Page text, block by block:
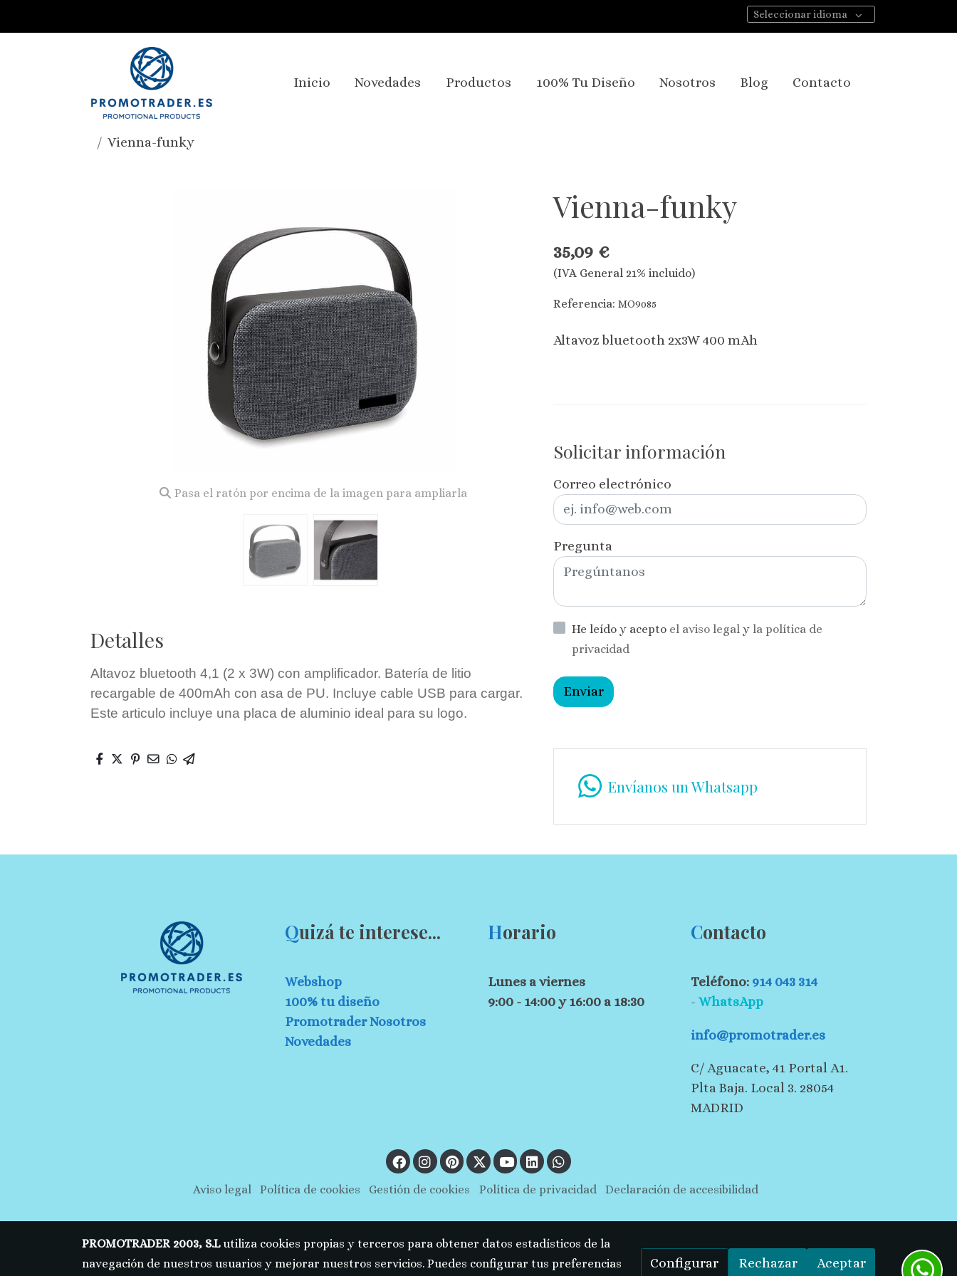
Seleccionar idioma
Inicio Novedades Productos 100% Tu Diseño Nosotros Blog Contacto
Vienna-funky
Pasa el ratón por encima de la imagen para ampliarla
Detalles
Altavoz bluetooth 4,1 (2 x 3W) con amplificador. Batería de litio
recargable de 400mAh con asa de PU. Incluye cable USB para cargar.
Este articulo incluye una placa de aluminio ideal para su logo.
Vienna-funky
35,09 €
(IVA General 21% incluido)
Referencia:MO9085
Altavoz bluetooth 2x3W 400 mAh
Solicitar información
Correo electrónico
Pregunta
He leído y acepto el aviso legal y la política de
privacidad
Enviar
Envíanos un Whatsapp
Quizá te interese...
Webshop
100% tu diseño
Promotrader Nosotros
Novedades
Horario
Lunes a viernes
9:00 - 14:00 y 16:00 a 18:30
Contacto
Teléfono: 914 043 314
- WhatsApp
info@promotrader.es
C/ Aguacate, 41 Portal A1.
Plta Baja. Local 3. 28054
MADRID
Aviso legal Política de cookies Gestión de cookies Política de privacidad Declaración de accesibilidad
PROMOTRADER 2003, S.Lutiliza cookies propias y terceros para obtener datos estadísticos de la
navegación de nuestros usuarios y mejorar nuestros servicios. Puedes configurar tus preferencias
Configurar Rechazar Aceptar